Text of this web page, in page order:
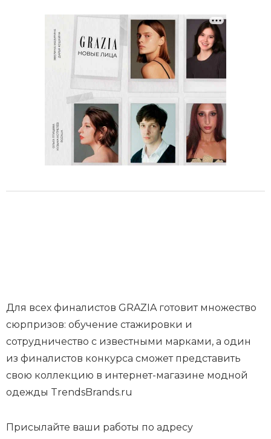
Для всех финалистов GRAZIAготовит множество
сюрпризов: обучение стажировки и
сотрудничество с известными марками, а один
из финалистов конкурса сможет представить
свою коллекцию в интернет-магазине модной
одежды TrendsBrands.ru
Присылайте ваши работы по адресу